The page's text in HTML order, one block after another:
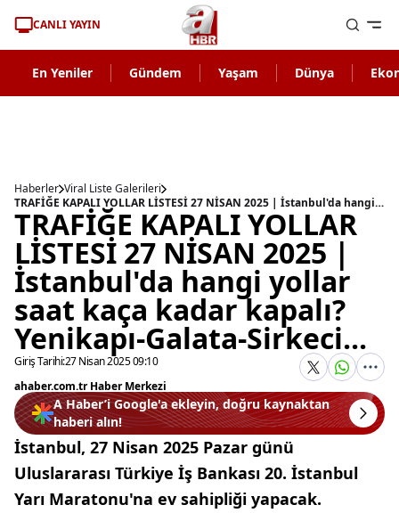
CANLI YAYIN
En Yeniler Gündem Yaşam Dünya
Haberler Viral Liste Galerileri
TRAFİĞE KAPALI YOLLAR LİSTESİ 27 NİSAN 2025 | İstanbul'da hangi yollar saat kaça kadar kapalı? Yenikapı-Galata-Sirkeci...
TRAFİĞE KAPALI YOLLAR
LİSTESİ 27 NİSAN 2025 |
İstanbul'da hangi yollar
saat kaça kadar kapalı?
Yenikapı-Galata-Sirkeci...
Giriş Tarihi:27 Nisan 2025 09:10
ahaber.com.tr Haber Merkezi
A Haber’i Google'a ekleyin, doğru kaynaktan
haberi alın!
İstanbul, 27 Nisan 2025 Pazar günü
Uluslararası Türkiye İş Bankası 20. İstanbul
Yarı Maratonu'na ev sahipliği yapacak.